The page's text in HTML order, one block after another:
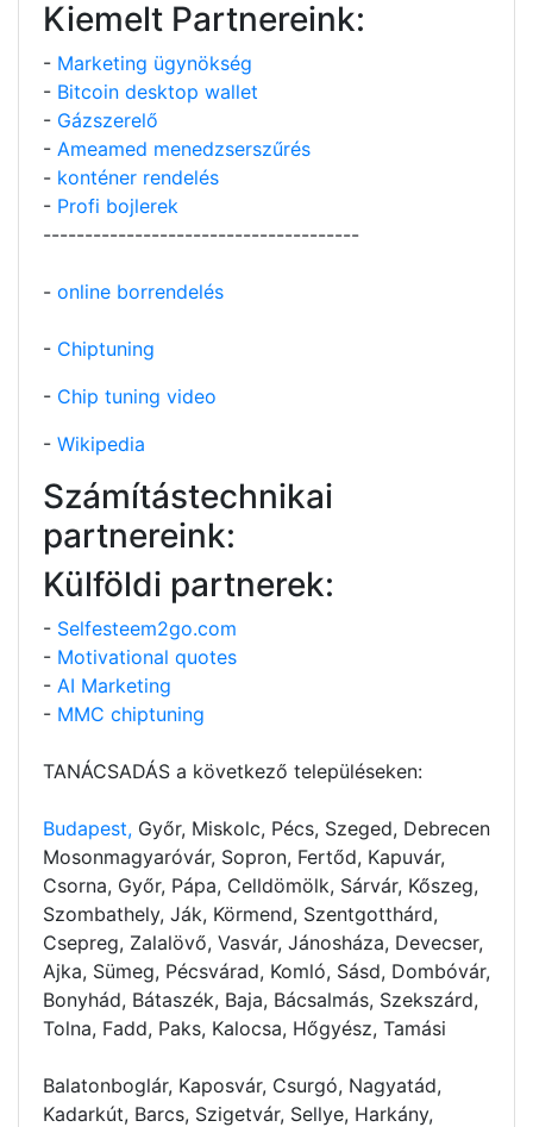
Kiemelt Partnereink:
- Marketing ügynökség
- Bitcoin desktop wallet
- Gázszerelő
- Ameamed menedzserszűrés
- konténer rendelés
- Profi bojlerek
--------------------------------------
- online borrendelés
- Chiptuning
- Chip tuning video
- Wikipedia
Számítástechnikai
partnereink:
Külföldi partnerek:
- Selfesteem2go.com
- Motivational quotes
- AI Marketing
- MMC chiptuning
TANÁCSADÁS a következő településeken:
Budapest, Győr, Miskolc, Pécs, Szeged, Debrecen
Mosonmagyaróvár, Sopron, Fertőd, Kapuvár,
Csorna, Győr, Pápa, Celldömölk, Sárvár, Kőszeg,
Szombathely, Ják, Körmend, Szentgotthárd,
Csepreg, Zalalövő, Vasvár, Jánosháza, Devecser,
Ajka, Sümeg, Pécsvárad, Komló, Sásd, Dombóvár,
Bonyhád, Bátaszék, Baja, Bácsalmás, Szekszárd,
Tolna, Fadd, Paks, Kalocsa, Hőgyész, Tamási
Balatonboglár, Kaposvár, Csurgó, Nagyatád,
Kadarkút, Barcs, Szigetvár, Sellye, Harkány,